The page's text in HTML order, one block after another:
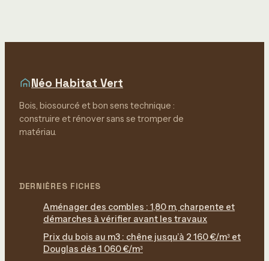
éviter les fissures
Néo Habitat Vert
Bois, biosourcé et bon sens technique :
construire et rénover sans se tromper de
matériau.
DERNIÈRES FICHES
Aménager des combles : 1,80 m, charpente et
démarches à vérifier avant les travaux
Prix du bois au m3 : chêne jusqu’à 2 160 €/m³ et
Douglas dès 1 060 €/m³